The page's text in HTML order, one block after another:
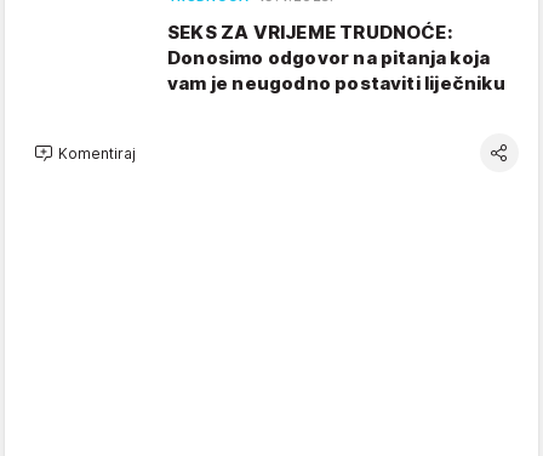
SEKS ZA VRIJEME TRUDNOĆE:
Donosimo odgovor na pitanja koja
vam je neugodno postaviti liječniku
Komentiraj